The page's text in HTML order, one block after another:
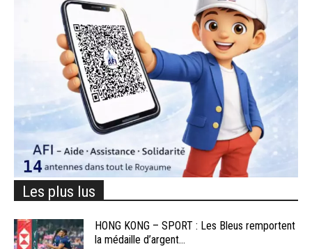
Les plus lus
HONG KONG – SPORT : Les Bleus remportent
la médaille d’argent...